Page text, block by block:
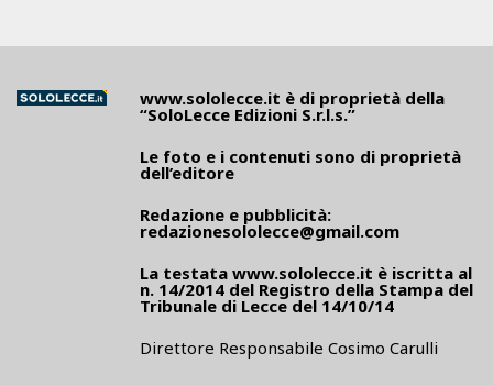
www.sololecce.it è di proprietà della
“SoloLecce Edizioni S.r.l.s.”
Le foto e i contenuti sono di proprietà
dell’editore
Redazione e pubblicità:
redazionesololecce@gmail.com
La testata www.sololecce.it è iscritta al
n. 14/2014 del Registro della Stampa del
Tribunale di Lecce del 14/10/14
Direttore Responsabile Cosimo Carulli